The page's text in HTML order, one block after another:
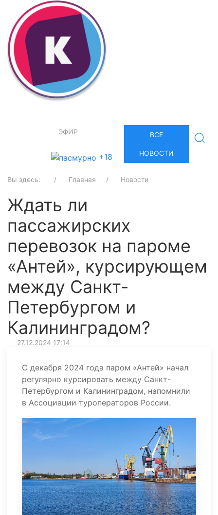
ЭФИР
+18
ВСЕ
НОВОСТИ
Вы здесь: Главная Новости
Ждать ли
пассажирских
перевозок на пароме
«Антей», курсирующем
между Санкт-
Петербургом и
Калининградом?
27.12.2024 17:14
С декабря 2024 года паром «Антей» начал
регулярно курсировать между Санкт-
Петербургом и Калининградом, напомнили
в Ассоциации туроператоров России.